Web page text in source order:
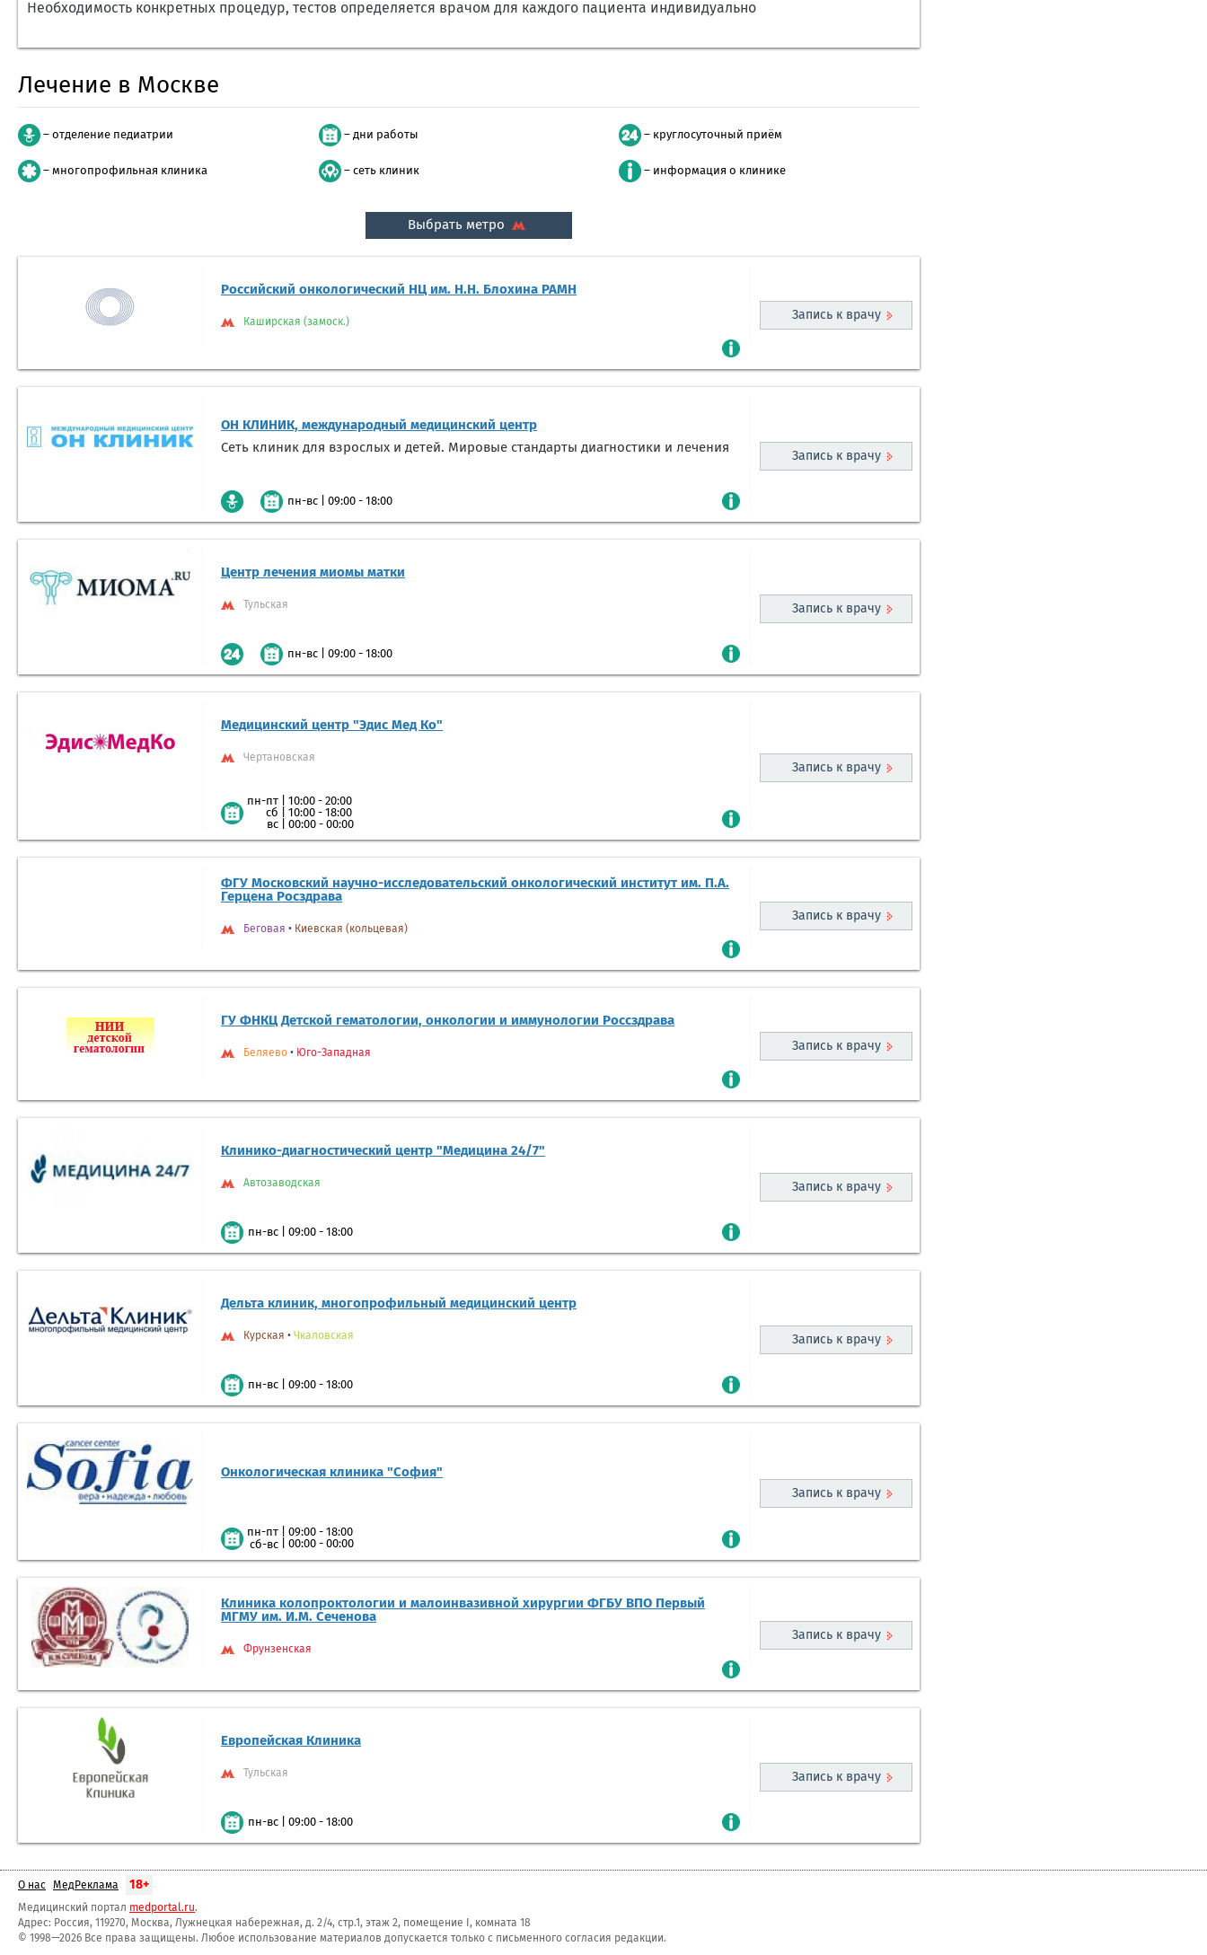
Необходимость конкретных процедур, тестов определяется врачом для каждого пациента индивидуально
Лечение в Москве
– отделение педиатрии – дни работы – круглосуточный приём
– многопрофильная клиника – сеть клиник – информация о клинике
Выбрать метро
Российский онкологический НЦ им. Н.Н. Блохина РАМН
Каширская (замоск.)
Запись к врачу
ОН КЛИНИК, международный медицинский центр
Сеть клиник для взрослых и детей. Мировые стандарты диагностики и лечения
Запись к врачу
пн-вс 09:00 - 18:00
Центр лечения миомы матки
Тульская Запись к врачу
пн-вс 09:00 - 18:00
Медицинский центр "Эдис Мед Ко"
Чертановская
Запись к врачу
пн-пт
10:00 - 20:00
сб
10:00 - 18:00
вс
00:00 - 00:00
ФГУ Московский научно-исследовательский онкологический институт им. П.А.
Герцена Росздрава
Беговая • Киевская (кольцевая)
Запись к врачу
ГУ ФНКЦ Детской гематологии, онкологии и иммунологии Россздрава
Беляево • Юго-Западная
Запись к врачу
Клинико-диагностический центр "Медицина 24/7"
Автозаводская Запись к врачу
пн-вс 09:00 - 18:00
Дельта клиник, многопрофильный медицинский центр
Курская • Чкаловская Запись к врачу
пн-вс 09:00 - 18:00
Онкологическая клиника "София"
Запись к врачу
пн-пт
09:00 - 18:00
сб-вс
00:00 - 00:00
Клиника колопроктологии и малоинвазивной хирургии ФГБУ ВПО Первый
МГМУ им. И.М. Сеченова
Фрунзенская
Запись к врачу
Европейская Клиника
Тульская Запись к врачу
пн-вс 09:00 - 18:00
О нас МедРеклама 18+
Медицинский портал medportal.ru.
Адрес: Россия, 119270, Москва, Лужнецкая набережная, д. 2/4, стр.1, этаж 2, помещение I, комната 18
© 1998—2026 Все права защищены. Любое использование материалов допускается только с письменного согласия редакции.